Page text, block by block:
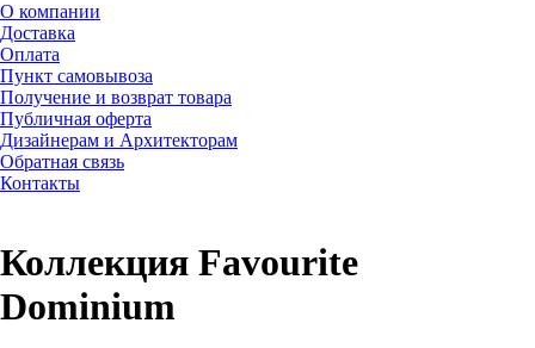
О компании
Доставка
Оплата
Пункт самовывоза
Получение и возврат товара
Публичная оферта
Дизайнерам и Архитекторам
Обратная связь
Контакты
Коллекция Favourite
Dominium